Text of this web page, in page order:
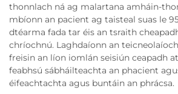
thonnlach ná ag malartana amháin-
mbíonn an pacient ag taisteal suas le
dtéarma fada tar éis an tsraith
chríochnú. Laghdaíonn an
freisin an líon iomlán seisiún ceapadh
feabhsú sábháilteachta an phacient
éifeachtachta agus buntáin an phrácsa.